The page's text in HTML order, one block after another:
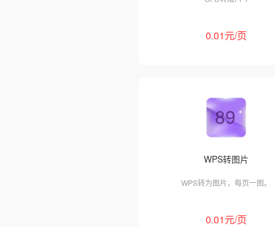
0.01元/页
89
WPS转图片
WPS转为图片，每页一图。
0.01元/页